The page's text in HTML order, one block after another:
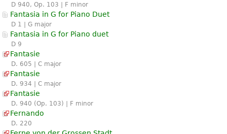
D 940, Op. 103 | F minor
Fantasia in G for Piano Duet
D 1 | G major
Fantasia in G for Piano duet
D 9
Fantasie
D. 605 | C major
Fantasie
D. 934 | C major
Fantasie
D. 940 (Op. 103) | F minor
Fernando
D. 220